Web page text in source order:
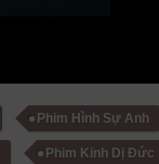
Phim Hình Sự Anh
Phim Kinh Dị Đức